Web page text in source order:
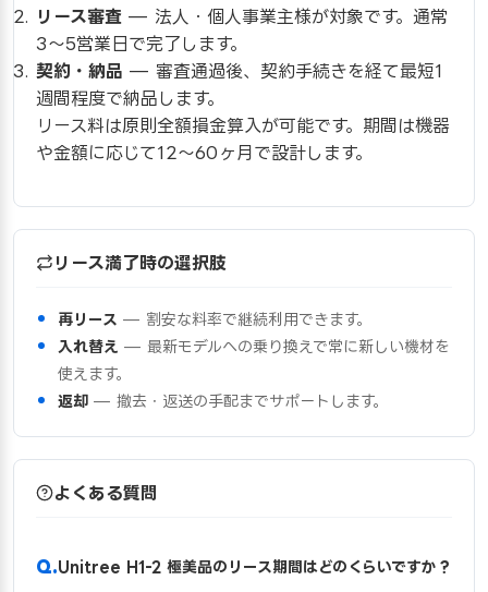
リース審査 — 法人・個人事業主様が対象です。通常
3〜5営業日で完了します。
契約・納品 — 審査通過後、契約手続きを経て最短1
週間程度で納品します。
リース料は原則全額損金算入が可能です。期間は機器
や金額に応じて12〜60ヶ月で設計します。
リース満了時の選択肢
再リース — 割安な料率で継続利用できます。
入れ替え — 最新モデルへの乗り換えで常に新しい機材を
使えます。
返却 — 撤去・返送の手配までサポートします。
よくある質問
Unitree H1-2 極美品のリース期間はどのくらいですか？